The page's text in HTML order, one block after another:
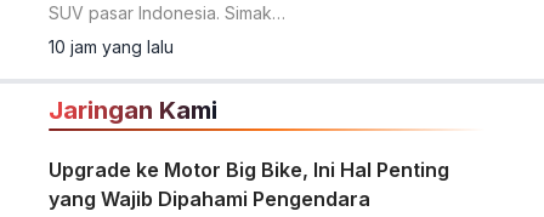
SUV pasar Indonesia. Simak
keunggulannya.
10 jam yang lalu
Jaringan Kami
Upgrade ke Motor Big Bike, Ini Hal Penting
yang Wajib Dipahami Pengendara